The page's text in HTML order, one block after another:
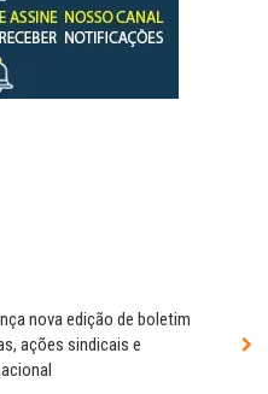
nova edição de boletim
ações sindicais e